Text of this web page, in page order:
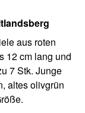
aus roten
12 cm lang und
7 Stk. Junge
altes olivgrün